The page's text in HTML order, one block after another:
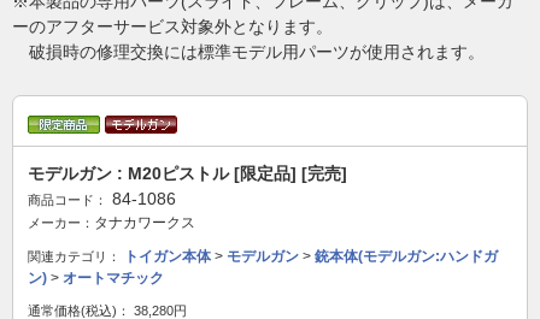
ーのアフターサービス対象外となります。
破損時の修理交換には標準モデル用パーツが使用されます。
モデルガン : M20ピストル [限定品] [完売]
商品コード： 84-1086
メーカー： タナカワークス
関連カテゴリ： トイガン本体> モデルガン > 銃本体(モデルガン:ハンドガ
ン) > オートマチック
通常価格(税込)：
38,280円